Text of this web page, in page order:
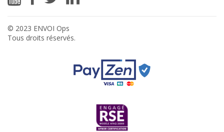
© 2023 ENVOI Ops
Tous droits réservés.